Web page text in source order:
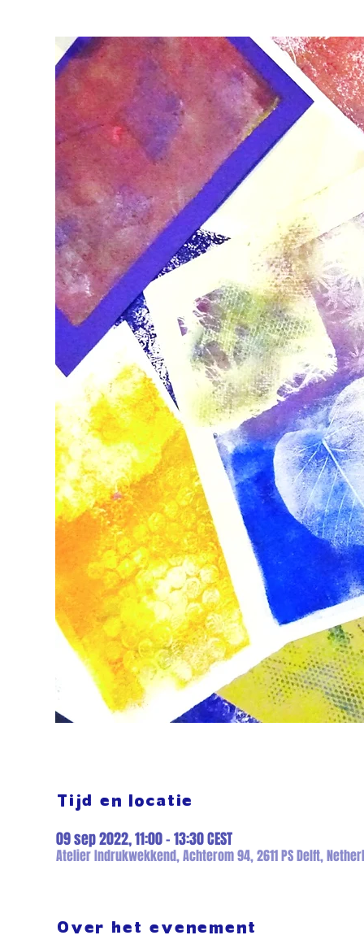
Tijd en locatie
09 sep 2022, 11:00 – 13:30 CEST
Atelier Indrukwekkend, Achterom 94, 2611 PS Delft,
Over het evenement